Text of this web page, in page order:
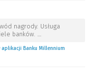
nagrody. Usługa
banków. …
aplikacji Banku Millennium